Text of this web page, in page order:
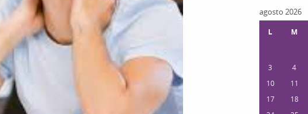
agosto 2026
L M
3
4
10
11
17
18